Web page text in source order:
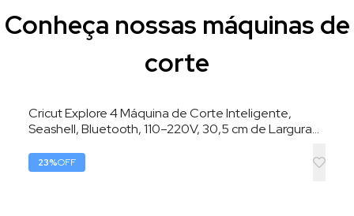
Conheça nossas máquinas de
corte
Cricut Explore 4 Máquina de Corte Inteligente,
Seashell, Bluetooth, 110–220V, 30,5 cm de Largura
23%OFF